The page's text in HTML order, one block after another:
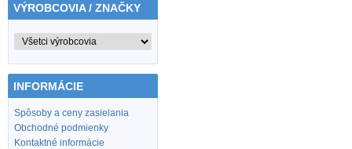
VÝROBCOVIA / ZNAČKY
INFORMÁCIE
Spôsoby a ceny zasielania
Obchodné podmienky
Kontaktné informácie